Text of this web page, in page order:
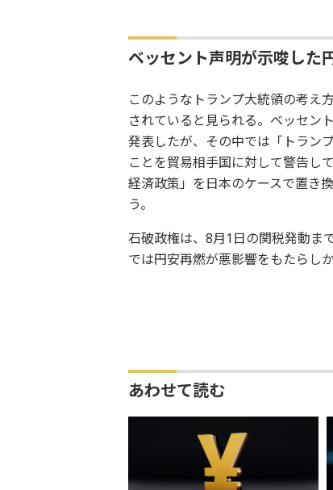
ベッセント声明が示唆した
このようなトランプ大統領の考え
されていると見られる。ベッセン
発表したが、その中では「トラン
ことを貿易相手国に対して警告し
経済政策」を日本のケースで置き
う。
石破政権は、8月1日の関税発動ま
では円安再燃が悪影響をもたらし
あわせて読む